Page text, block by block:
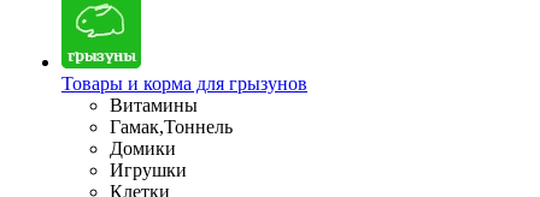
Товары и корма для грызунов
Витамины
Гамак,Тоннель
Домики
Игрушки
Клетки